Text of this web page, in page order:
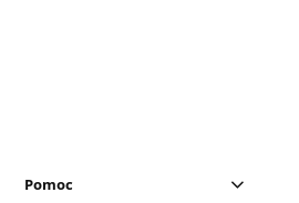
Pomoc